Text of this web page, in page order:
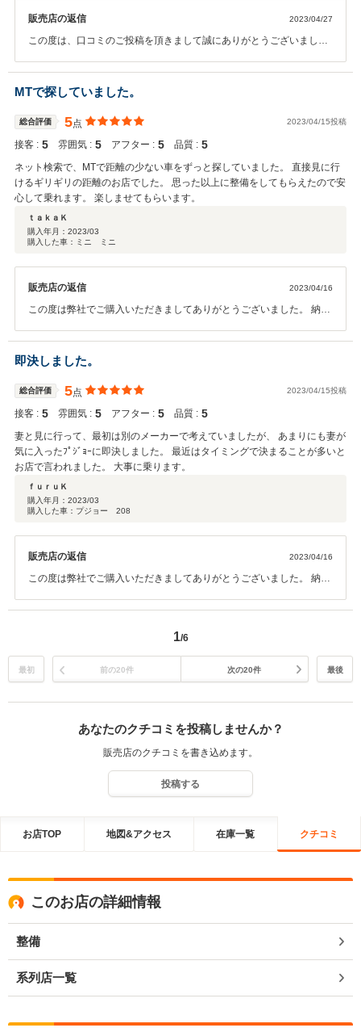
販売店の返信 2023/04/27
この度は、口コミのご投稿を頂きまして誠にありがとうございまし
ておりまして、私も心から嬉しく思っております。 以前のお車からの
お付き合いとなりますが、 今後も精一杯アフターサポートをさせて頂
きます。 ご相談はいつでも頂きたいと思います。 今後ともよろしくお
願い致します。
MTで探していました。
総合評価 5点 2023/04/15投稿
接客 : 5 雰囲気 : 5 アフター : 5 品質 : 5
ネット検索で、MTで距離の少ない車をずっと探していました。 直接見に行
けるギリギリの距離のお店でした。 思った以上に整備をしてもらえたので安
心して乗れます。 楽しませてもらいます。
ｔａｋａＫ
購入年月： 2023/03
購入した車：ミニ ミニ
販売店の返信 2023/04/16
この度は弊社でご購入いただきましてありがとうございました。 納車
ゃいますが、是非お車を 可愛がってあげてください。どうぞよろしく
お願いいたします。
即決しました。
総合評価 5点 2023/04/15投稿
接客 : 5 雰囲気 : 5 アフター : 5 品質 : 5
妻と見に行って、最初は別のメーカーで考えていましたが、 あまりにも妻が
気に入ったﾌﾟｼﾞｮｰに即決しました。 最近はタイミングで決まることが多いと
お店で言われました。 大事に乗ります。
ｆｕｒｕＫ
購入年月： 2023/03
購入した車：プジョー 208
販売店の返信 2023/04/16
この度は弊社でご購入いただきましてありがとうございました。 納車
あげてください。どうぞよろしくお願いいたします。
1/6
最初 前の20件 次の20件 最後
あなたのクチコミを投稿しませんか？
販売店のクチコミを書き込めます。
投稿する
お店TOP 地図&アクセス 在庫一覧 クチコミ
このお店の詳細情報
整備
系列店一覧